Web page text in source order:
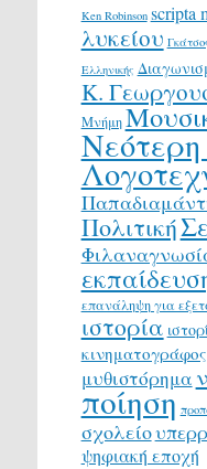
Ken Robinson scripta
λυκείου
Ελληνικής
Κ.
Μνήμη
Πολιτική
επανάληψη για
ιστορία
κινηματογράφος
μυθιστόρημα
ποίηση
σχολείο
ψηφιακή εποχή